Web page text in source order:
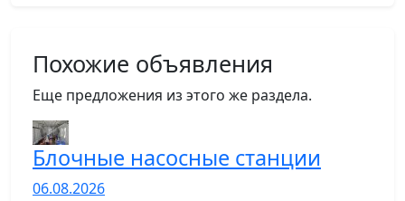
Похожие объявления
Еще предложения из этого же раздела.
Блочные насосные станции
06.08.2026